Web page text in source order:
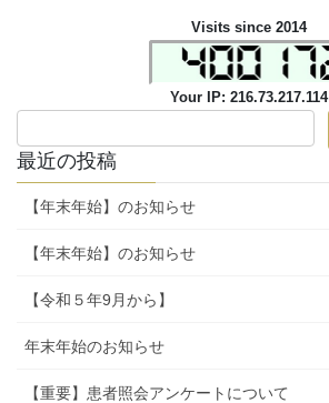
Visits since 2014
Your IP: 216.73.217.114
最近の投稿
【年末年始】のお知らせ
【年末年始】のお知らせ
【令和５年9月から】
年末年始のお知らせ
【重要】患者照会アンケートについて